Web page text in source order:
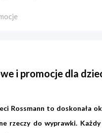
i promocje dla
Rossmann to doskonała
rzeczy do wyprawki.